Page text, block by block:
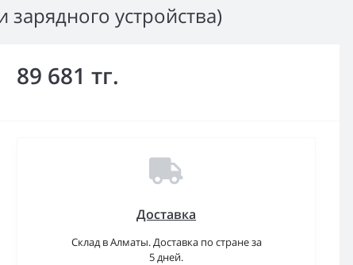
устройства)
89 681 тг.
Доставка
Склад в Алматы. Доставка по стране за
5 дней.